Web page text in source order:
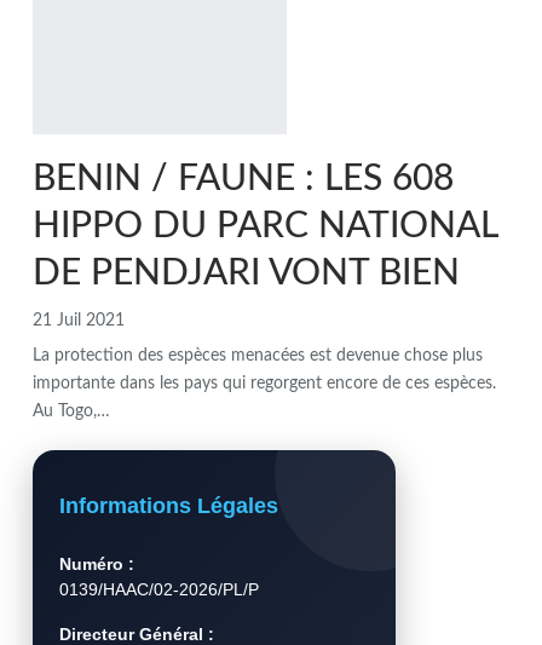
BENIN / FAUNE : LES 608
HIPPO DU PARC NATIONAL
DE PENDJARI VONT BIEN
21 Juil 2021
La protection des espèces menacées est devenue chose plus
importante dans les pays qui regorgent encore de ces espèces.
Au Togo,…
Informations Légales
Numéro :
0139/HAAC/02-2026/PL/P
Directeur Général :